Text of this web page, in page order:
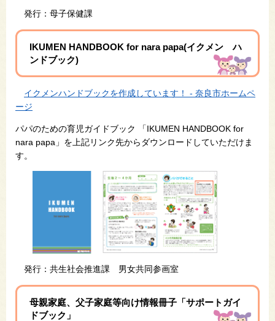
発行：母子保健課
IKUMEN HANDBOOK for nara papa(イクメン ハ
ンドブック)
イクメンハンドブックを作成しています！ - 奈良市ホームペ
ージ
パパのための育児ガイドブック 「IKUMEN HANDBOOK for
nara papa」を上記リンク先からダウンロードしていただけま
す。
発行：共生社会推進課 男女共同参画室
母親家庭、父子家庭等向け情報冊子「サポートガイ
ドブック」